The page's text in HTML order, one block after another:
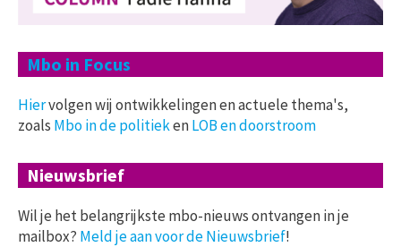
Mbo in Focus
Hiervolgen wij ontwikkelingen en actuele thema's,
zoals Mbo in de politiekenLOB en doorstroom
Nieuwsbrief
Wil je het belangrijkste mbo-nieuws ontvangen in je
mailbox? Meld je aan voor de Nieuwsbrief!